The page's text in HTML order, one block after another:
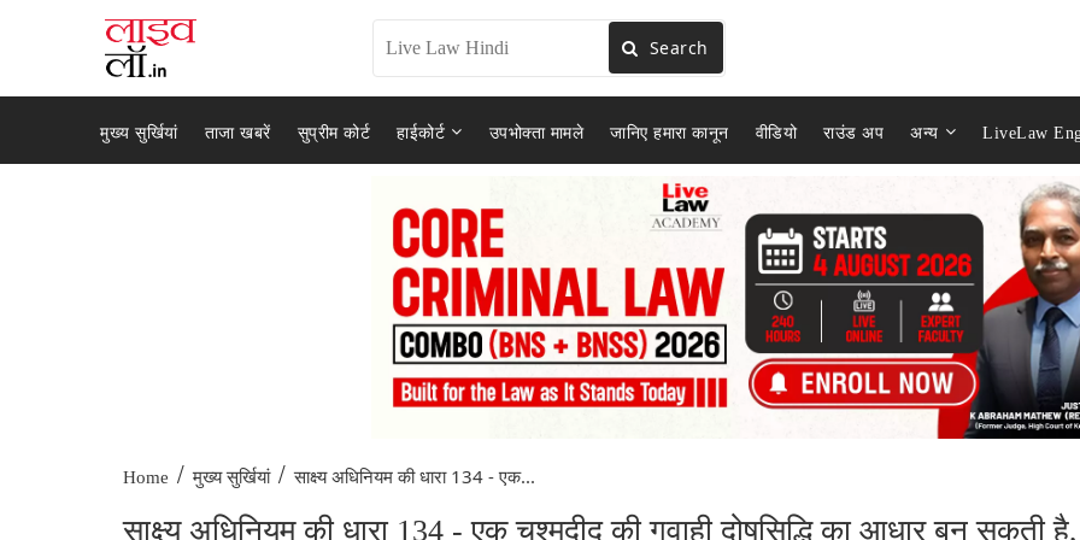
Search
मुख्य सुर्खियां ताजा खबरें सुप्रीम कोर्ट हाईकोर्ट उपभोक्ता मामले जानिए हमारा कानून वीडियो राउंड अप अन्य LiveLaw
Home / मुख्य सुर्खियां / साक्ष्य अधिनियम की धारा 134 - एक...
साक्ष्य अधिनियम की धारा 134 - एक चश्मदीद की गवाही दोषसिद्धि का आधार बन सकती है,